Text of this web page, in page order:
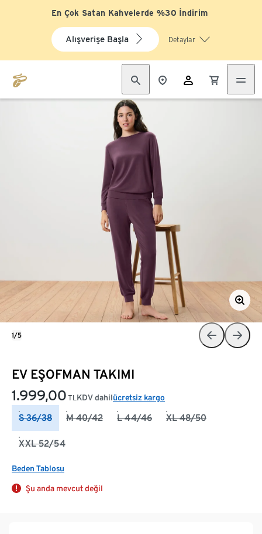
En Çok Satan Kahvelerde %30 İndirim
Alışverişe Başla Detaylar
EV EŞOFMAN TAKIMI
1.999,00 TL KDV dahilücretsiz kargo
S 36/38 M 40/42 L 44/46 XL 48/50
XXL 52/54
Beden Tablosu
Şu anda mevcut değil
1/5